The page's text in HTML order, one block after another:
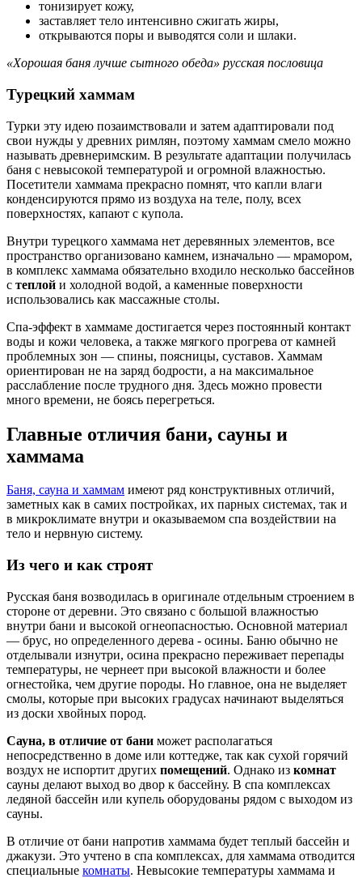
тонизирует кожу,
заставляет тело интенсивно сжигать жиры,
открываются поры и выводятся соли и шлаки.
«Хорошая баня лучше сытного обеда» русская пословица
Турецкий хаммам
Турки эту идею позаимствовали и затем адаптировали под
свои нужды у древних римлян, поэтому хаммам смело можно
называть древнеримским. В результате адаптации получилась
баня с невысокой температурой и огромной влажностью.
Посетители хаммама прекрасно помнят, что капли влаги
конденсируются прямо из воздуха на теле, полу, всех
поверхностях, капают с купола.
Внутри турецкого хаммама нет деревянных элементов, все
пространство организовано камнем, изначально — мрамором,
в комплекс хаммама обязательно входило несколько бассейнов
с теплой и холодной водой, а каменные поверхности
использовались как массажные столы.
Спа-эффект в хаммаме достигается через постоянный контакт
воды и кожи человека, а также мягкого прогрева от камней
проблемных зон — спины, поясницы, суставов. Хаммам
ориентирован не на заряд бодрости, а на максимальное
расслабление после трудного дня. Здесь можно провести
много времени, не боясь перегреться.
Главные отличия бани, сауны и
хаммама
Баня, сауна и хаммам имеют ряд конструктивных отличий,
заметных как в самих постройках, их парных системах, так и
в микроклимате внутри и оказываемом спа воздействии на
тело и нервную систему.
Из чего и как строят
Русская баня возводилась в оригинале отдельным строением в
стороне от деревни. Это связано с большой влажностью
внутри бани и высокой огнеопасностью. Основной материал
— брус, но определенного дерева - осины. Баню обычно не
отделывали изнутри, осина прекрасно переживает перепады
температуры, не чернеет при высокой влажности и более
огнестойка, чем другие породы. Но главное, она не выделяет
смолы, которые при высоких градусах начинают выделяться
из доски хвойных пород.
Сауна, в отличие от бани может располагаться
непосредственно в доме или коттедже, так как сухой горячий
воздух не испортит других помещений. Однако из комнат
сауны делают выход во двор к бассейну. В спа комплексах
ледяной бассейн или купель оборудованы рядом с выходом из
сауны.
В отличие от бани напротив хаммама будет теплый бассейн и
джакузи. Это учтено в спа комплексах, для хаммама отводится
специальные комнаты. Невысокие температуры хаммама и